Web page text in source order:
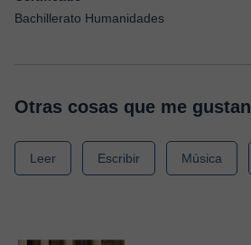
Bachillerato Humanidades
Otras cosas que me gustan
Leer Escribir Música